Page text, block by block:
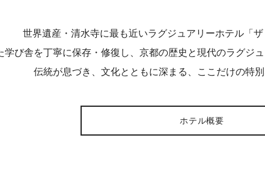
世界遺産・清水寺に最も近いラグジュアリーホテル「ザ
び舎を丁寧に保存・修復し、京都の歴史と現代のラグジ
伝統が息づき、文化とともに深まる、ここだけの特別
ホテル概要